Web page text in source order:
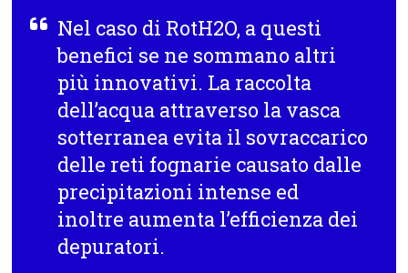
Nel caso di RotH2O, a questi
benefici se ne sommano altri
più innovativi. La raccolta
dell’acqua attraverso la vasca
sotterranea evita il sovraccarico
delle reti fognarie causato dalle
precipitazioni intense ed
inoltre aumenta l’efficienza dei
depuratori.